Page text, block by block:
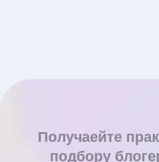
Получаейте
подбору